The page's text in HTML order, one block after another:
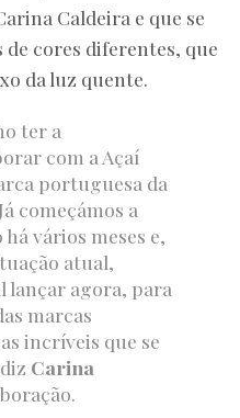
Caldeira e que se
cores diferentes, que
da luz quente.
ter a
com a Açaí
portuguesa da
começámos a
vários meses e,
atual,
lançar agora, para
marcas
incríveis que se
Carina